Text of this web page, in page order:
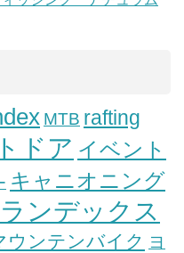
MTB rafting
ドア イベント
キャニオニング
ンデックス
ウンテンバイク ヨ